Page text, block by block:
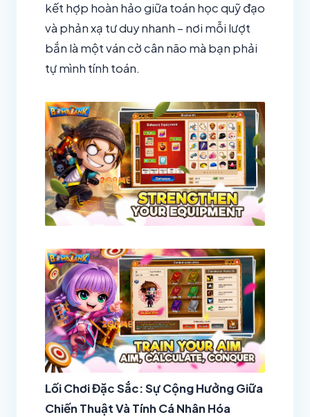
kết hợp hoàn hảo giữa toán học quỹ đạo
và phản xạ tư duy nhanh – nơi mỗi lượt
bắn là một ván cờ cân não mà bạn phải
tự mình tính toán.
Lối Chơi Đặc Sắc: Sự Cộng Hưởng Giữa
Chiến Thuật Và Tính Cá Nhân Hóa